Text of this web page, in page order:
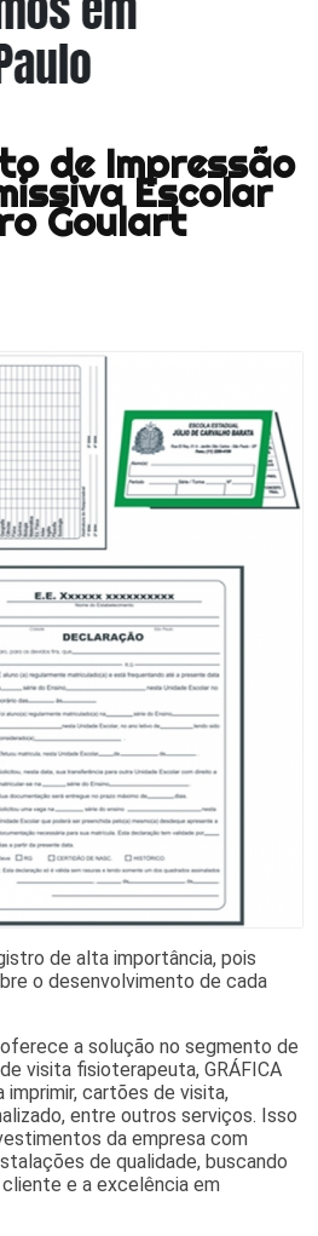
de Impressão
Escolar
Goulart
de alta importância, pois
o desenvolvimento de cada
oferece a solução no segmento de
visita fisioterapeuta, GRÁFICA
imprimir, cartões de visita,
entre outros serviços. Isso
da empresa com
de qualidade, buscando
e a excelência em